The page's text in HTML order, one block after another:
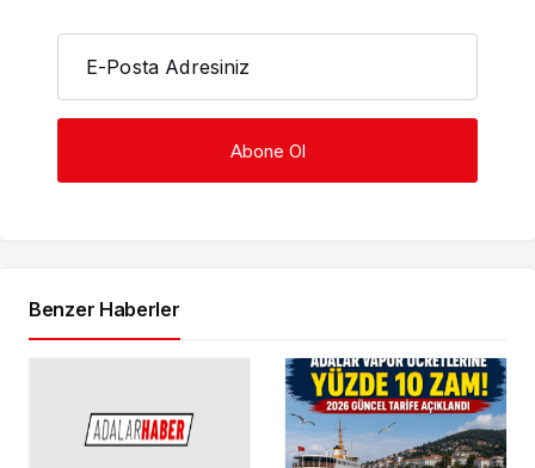
E-Posta Adresiniz
Benzer Haberler